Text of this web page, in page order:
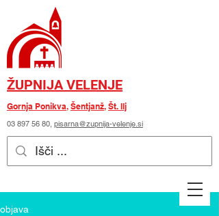
ŽUPNIJA VELENJE
Gornja Ponikva, Šentjanž, Št. Ilj
03 897 56 80, pisarna@zupnija-velenje.si
objava